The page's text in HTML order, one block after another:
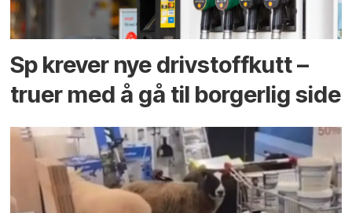
Sp krever nye drivstoffkutt –
truer med å gå til borgerlig side